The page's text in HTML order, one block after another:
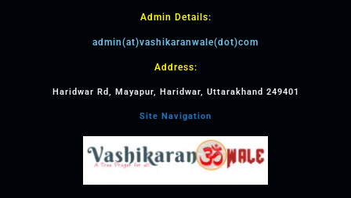
Admin Details:
admin(at)vashikaranwale(dot)com
Address:
Haridwar Rd, Mayapur, Haridwar, Uttarakhand 249401
Site Navigation